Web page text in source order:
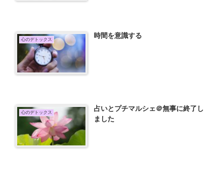
心のデトックス 時間を意識する
心のデトックス
占いとプチマルシェ＠無事に終了し
ました